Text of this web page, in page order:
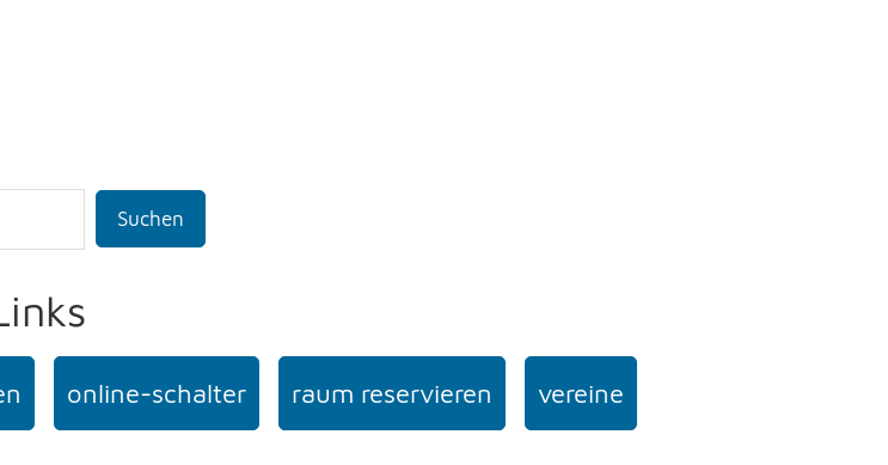
Suchen
online-schalter raum reservieren vereine